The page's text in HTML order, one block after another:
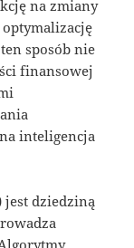
na zmiany
sposób nie
finansowej
inteligencja
jest dziedziną